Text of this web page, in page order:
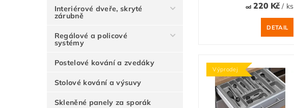
Interiérové dveře, skryté
zárubně
Regálové a policové
systémy
Postelové kování a zvedáky
Stolové kování a výsuvy
Skleněné panely za sporák
od220 Kč/ ks
DETAIL
Výprodej